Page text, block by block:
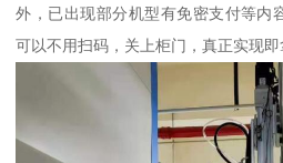
外，已出现部分机型有免密支付等内
可以不用扫码，关上柜门，真正实现即